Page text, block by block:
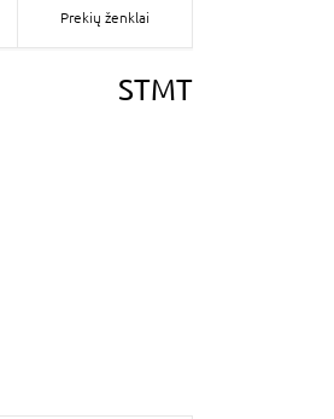
Prekių ženklai
STMT